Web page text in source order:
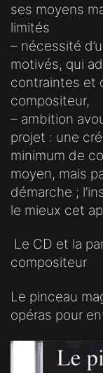
ses moyens
limités
– nécessité
motivés, qui
contraintes et
compositeur,
– ambition
projet : une
minimum de
moyen, mais
démarche ;
le mieux cet
Le CD et la
compositeur
Le pinceau
opéras pour